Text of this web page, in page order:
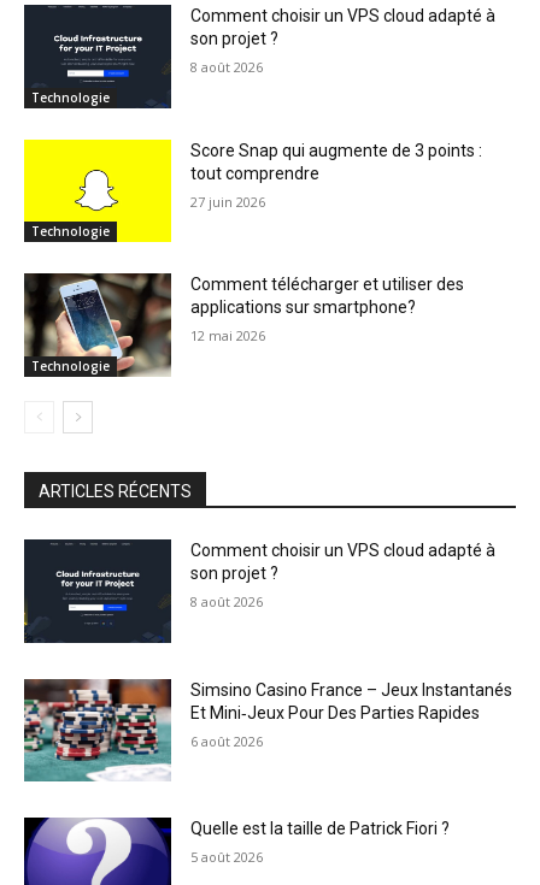
Technologie
Comment choisir un VPS cloud adapté à
son projet ?
8 août 2026
Technologie
Score Snap qui augmente de 3 points :
tout comprendre
27 juin 2026
Technologie
Comment télécharger et utiliser des
applications sur smartphone?
12 mai 2026
ARTICLES RÉCENTS
Comment choisir un VPS cloud adapté à
son projet ?
8 août 2026
Simsino Casino France – Jeux Instantanés
Et Mini‑Jeux Pour Des Parties Rapides
6 août 2026
Quelle est la taille de Patrick Fiori ?
5 août 2026